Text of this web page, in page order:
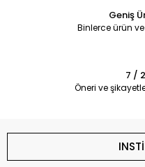
Geniş
Binlerce ürün
7 /
Öneri ve